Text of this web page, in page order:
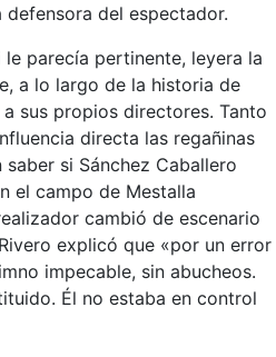
del espectador.
parecía pertinente, leyera la
a lo largo de la historia de
sus propios directores. Tanto
directa las regañinas
si Sánchez Caballero
el campo de Mestalla
cambió de escenario
explicó que «por un error
impecable, sin abucheos.
Él no estaba en control